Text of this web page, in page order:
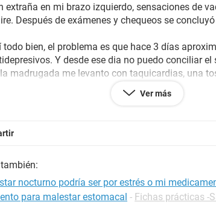
extraña en mi brazo izquierdo, sensaciones de
Después de exámenes y chequeos se
todo bien, el problema es que hace 3 días
Y desde ese dia no puedo conciliar el
madrugada me levanto con taquicardias, una
vez que me recetan antidepresivos, así
cápsula cada noche.
Ver más
nocturno podría ser por estrés o mi
para malestar estomacal - Fichas prácticas -